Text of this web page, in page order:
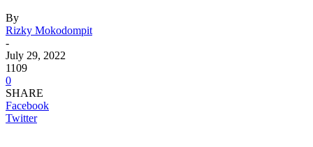
By
Rizky Mokodompit
-
July 29, 2022
1109
0
SHARE
Facebook
Twitter